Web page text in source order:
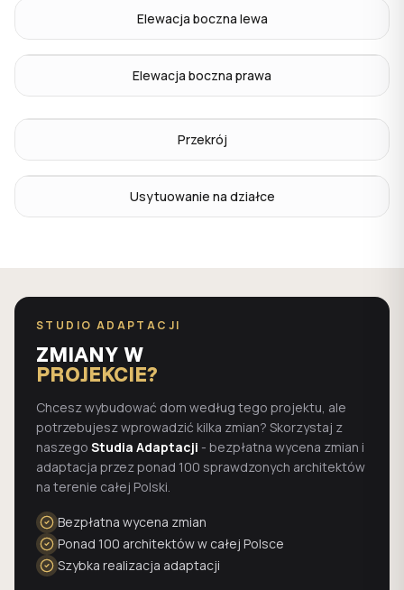
Elewacja boczna lewa
Elewacja boczna prawa
Przekrój
Usytuowanie na działce
STUDIO ADAPTACJI
ZMIANY W
PROJEKCIE?
Chcesz wybudować dom według tego projektu, ale
potrzebujesz wprowadzić kilka zmian? Skorzystaj z
naszego Studia Adaptacji - bezpłatna wycena zmian i
adaptacja przez ponad 100 sprawdzonych architektów
na terenie całej Polski.
Bezpłatna wycena zmian
Ponad 100 architektów w całej Polsce
Szybka realizacja adaptacji